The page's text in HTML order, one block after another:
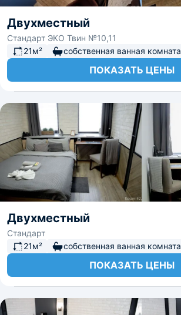
Двухместный
Стандарт ЭКО Твин №10,11
21м²
собственная ванная комната
ПОКАЗАТЬ ЦЕНЫ
Двухместный
Стандарт
21м²
собственная ванная комната
ПОКАЗАТЬ ЦЕНЫ